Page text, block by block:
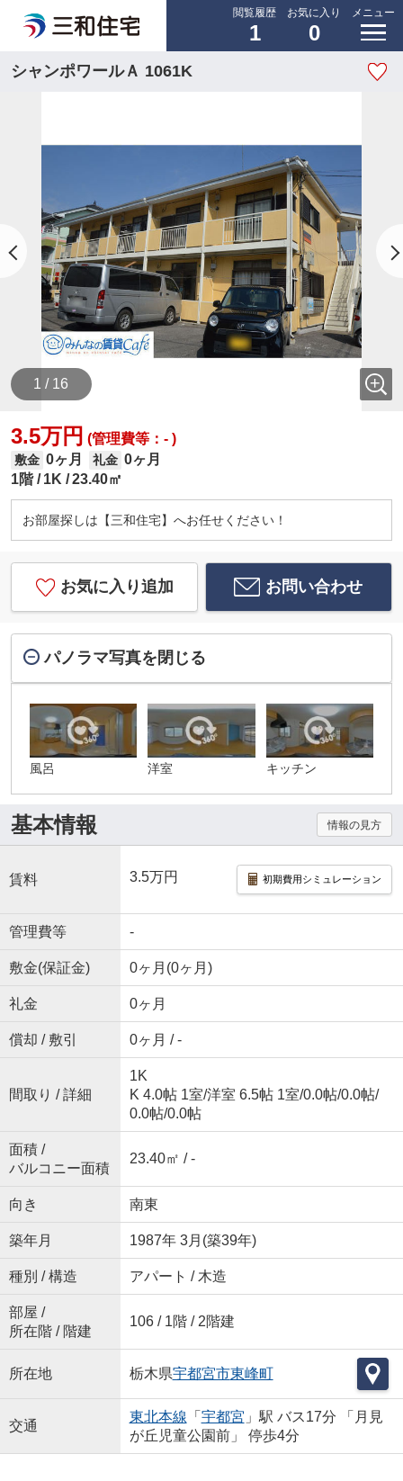
閲覧履歴
1
お気に入り
0
メニュー
シャンポワールＡ 1061K
1 / 16
3.5万円 (管理費等：- )
敷金 0ヶ月 礼金 0ヶ月
1階
1K 23.40㎡
お部屋探しは【三和住宅】へお任せください！
お気に入り追加 お問い合わせ
パノラマ写真を閉じる
風呂 洋室 キッチン
基本情報 情報の見方
賃料 3.5万円 初期費用シミュレーション
管理費等 -
敷金(保証金) 0ヶ月(0ヶ月)
礼金 0ヶ月
償却 / 敷引 0ヶ月 / -
間取り / 詳細
1K
K 4.0帖 1室/洋室 6.5帖 1室/0.0帖/0.0帖/
0.0帖/0.0帖
面積 /
バルコニー面積
23.40㎡ / -
向き 南東
築年月 1987年 3月(築39年)
種別 / 構造 アパート / 木造
部屋 /
所在階 / 階建
106 / 1階 / 2階建
所在地 栃木県宇都宮市東峰町
交通
東北本線 「 宇都宮 」駅 バス17分 「月見
が丘児童公園前」 停歩4分